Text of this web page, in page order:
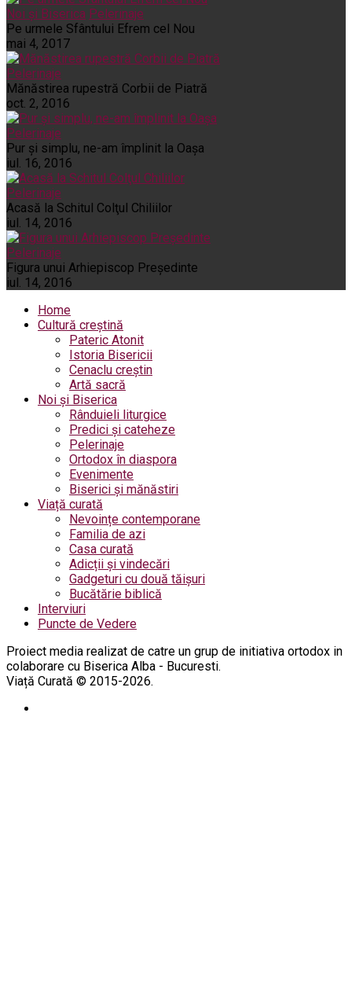
Noi și Biserica Pelerinaje
Pe urmele Sfântului Efrem cel Nou
mai 4, 2017
Pelerinaje
Mănăstirea rupestră Corbii de Piatră
oct. 2, 2016
Pelerinaje
Pur şi simplu, ne-am împlinit la Oaşa
iul. 16, 2016
Pelerinaje
Acasă la Schitul Colţul Chiliilor
iul. 14, 2016
Pelerinaje
Figura unui Arhiepiscop Preşedinte
iul. 14, 2016
Home
Cultură creștină
Pateric Atonit
Istoria Bisericii
Cenaclu creștin
Artă sacră
Noi și Biserica
Rânduieli liturgice
Predici și cateheze
Pelerinaje
Ortodox în diaspora
Evenimente
Biserici și mănăstiri
Viață curată
Nevoințe contemporane
Familia de azi
Casa curată
Adicții și vindecări
Gadgeturi cu două tăișuri
Bucătărie biblică
Interviuri
Puncte de Vedere
Proiect media realizat de catre un grup de initiativa ortodox in
colaborare cu Biserica Alba - Bucuresti.
Viață Curată © 2015-2026.